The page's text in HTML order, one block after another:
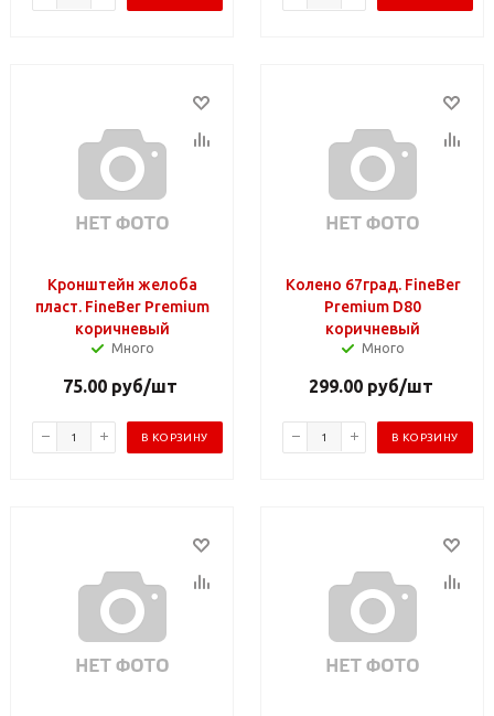
Кронштейн желоба
пласт. FineBer Premium
коричневый
Много
75.00 руб/шт
В КОРЗИНУ
Колено 67град. FineBer
Premium D80
коричневый
Много
299.00руб/шт
В КОРЗИНУ